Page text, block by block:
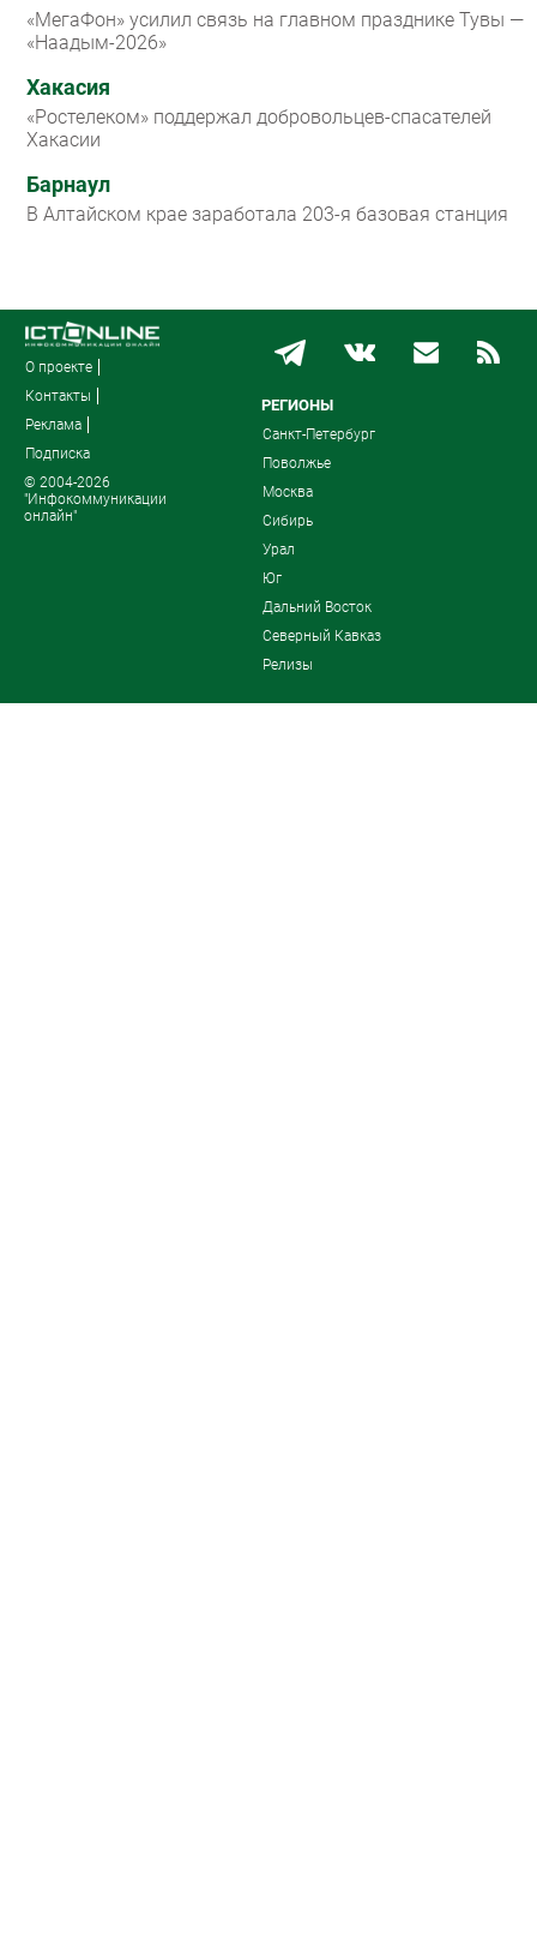
«МегаФон» усилил связь на главном празднике Тувы —
«Наадым-2026»
Хакасия
«Ростелеком» поддержал добровольцев-спасателей
Хакасии
Барнаул
В Алтайском крае заработала 203-я базовая станция
О проекте
Контакты
Реклама
Подписка
© 2004-2026
"Инфокоммуникации
онлайн"
РЕГИОНЫ
Санкт-Петербург
Поволжье
Москва
Сибирь
Урал
Юг
Дальний Восток
Северный Кавказ
Релизы